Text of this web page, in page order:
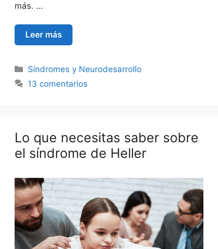
más. …
Leer más
Síndromes y Neurodesarrollo
13 comentarios
Lo que necesitas saber sobre
el síndrome de Heller